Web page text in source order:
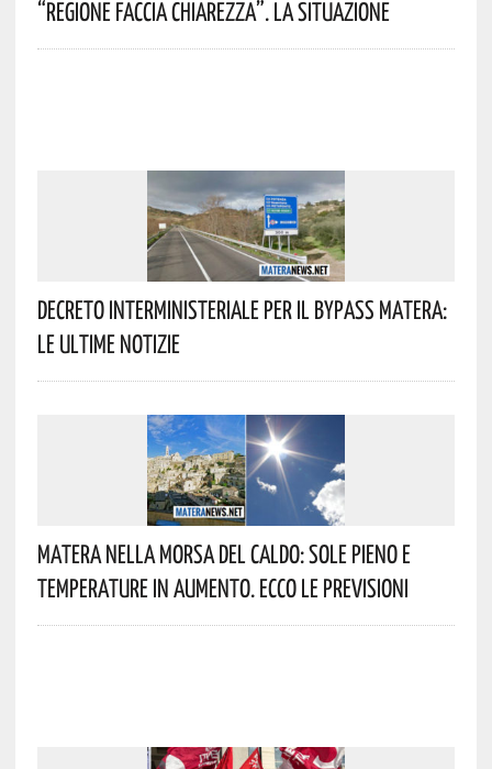
“Regione Faccia Chiarezza”. La Situazione
Decreto Interministeriale Per Il Bypass Matera:
Le Ultime Notizie
Matera Nella Morsa Del Caldo: Sole Pieno E
Temperature In Aumento. Ecco Le Previsioni